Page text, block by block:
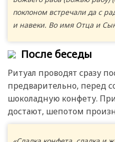
поклоном встречали да с
и навеки. Во имя Отца и
После беседы
Ритуал проводят сразу
предварительно, перед
шоколадную конфету.
достают, шепотом